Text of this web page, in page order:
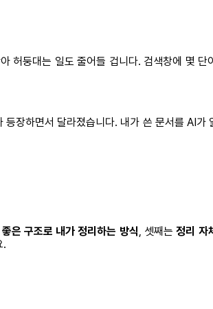
허둥대는 일도 줄어들 겁니다. 검색창에 몇
등장하면서 달라졌습니다. 내가 쓴 문서를 AI가
은 구조로 내가 정리하는 방식, 셋째는정리 자
.